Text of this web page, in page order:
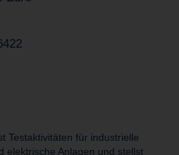
Testaktivitäten für industrielle
elektrische Anlagen und stellst